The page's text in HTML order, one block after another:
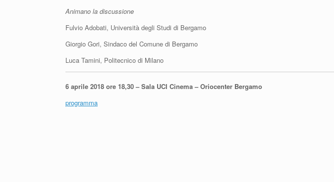
Animano la discussione
Fulvio Adobati, Università degli Studi di Bergamo
Giorgio Gori, Sindaco del Comune di Bergamo
Luca Tamini, Politecnico di Milano
6 aprile 2018 ore 18,30 – Sala UCI Cinema – Oriocenter Bergamo
programma